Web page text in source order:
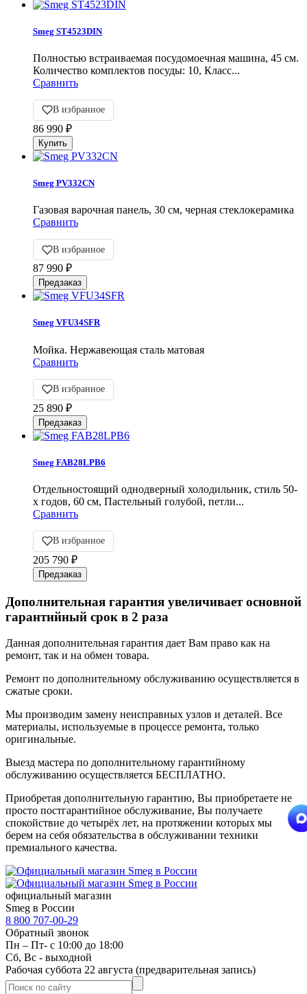
Smeg ST4523DIN
Полностью встраиваемая посудомоечная машина, 45 см.
Количество комплектов посуды: 10, Класс...
Сравнить
В избранное
86 990 ₽
Smeg PV332CN
Газовая варочная панель, 30 cм, черная стеклокерамика
Сравнить
В избранное
87 990 ₽
Smeg VFU34SFR
Мойка. Нержавеющая сталь матовая
Сравнить
В избранное
25 890 ₽
Smeg FAB28LPB6
Отдельностоящий однодверный холодильник, стиль 50-
х годов, 60 см, Пастельный голубой, петли...
Сравнить
В избранное
205 790 ₽
Дополнительная гарантия увеличивает основной
гарантийный срок в 2 раза
Данная дополнительная гарантия дает Вам право как на
ремонт, так и на обмен товара.
Ремонт по дополнительному обслуживанию осуществляется в
сжатые сроки.
Мы производим замену неисправных узлов и деталей. Все
материалы, используемые в процессе ремонта, только
оригинальные.
Выезд мастера по дополнительному гарантийному
обслуживанию осуществляется БЕСПЛАТНО.
Приобретая дополнительную гарантию, Вы приобретаете не
просто постгарантийное обслуживание, Вы получаете
спокойствие до четырёх лет, на протяжении которых мы
берем на себя обязательства в обслуживании техники
премиального качества.
официальный магазин
Smeg в России
8 800 707-00-29
Обратный звонок
Пн – Пт- с 10:00 до 18:00
Сб, Вс - выходной
Рабочая суббота 22 августа (предварительная запись)